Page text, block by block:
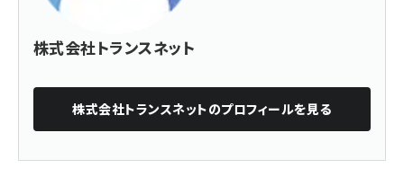
株式会社トランスネット
株式会社トランスネットのプロフィールを見る